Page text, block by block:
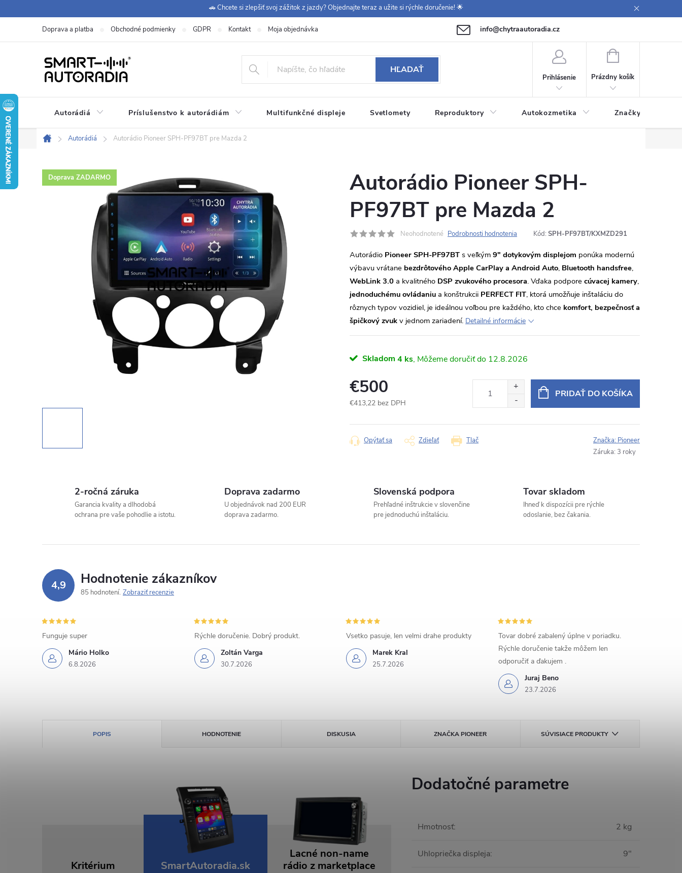
na
🚗 Chcete si zlepšiť svoj zážitok z jazdy? Objednajte teraz a užite si rýchle doručenie! 🌟
+420 771 149 411 (Po-Pá 9:00-12:00, 12:30-14:00)
info@chytraautoradia.cz
Doprava a platba Obchodné podmienky GDPR Kontakt Moja objednávka
HĽADAŤ
Prihlásenie
NÁKUPNÝ
Prázdny košík
Autorádiá Príslušenstvo k autorádiám Multifunkčné displeje Svetlomety Reproduktory Autokozmetika Značky
Zákaznícka podpora: +420 771 149 411 (Po-Pá 9:00-12:00, 12:30-14:00)
Domov
Autorádiá Autorádio Pioneer SPH-PF97BT pre Mazda 2
Doprava ZADARMO
Autorádio Pioneer SPH-
PF97BT pre Mazda 2
Neohodnotené Podrobnosti hodnotenia Kód: SPH-PF97BT/KXMZD291
Autorádio Pioneer SPH-PF97BT s veľkým 9" dotykovým displejom ponúka modernú
výbavu vrátane bezdrôtového Apple CarPlay a Android Auto, Bluetooth handsfree,
WebLink 3.0 a kvalitného DSP zvukového procesora. Vďaka podpore cúvacej kamery,
jednoduchému ovládaniu a konštrukcii PERFECT FIT, ktorá umožňuje inštaláciu do
rôznych typov vozidiel, je ideálnou voľbou pre každého, kto chce komfort, bezpečnosť a
špičkový zvuk v jednom zariadení. Detailné informácie
Skladom 4 ks 12.8.2026
€500
€413,22 bez DPH
cena:
PRIDAŤ DO KOŠÍKA
Tlač
Opýtať sa Zdieľať Značka: Pioneer
Záruka: 3 roky
2-ročná záruka
Garancia kvality a dlhodobá
ochrana pre vaše pohodlie a istotu.
Doprava zadarmo
U objednávok nad 200 EUR
doprava zadarmo.
Slovenská podpora
Prehľadné inštrukcie v slovenčine
pre jednoduchú inštaláciu.
Tovar skladom
Ihneď k dispozícii pre rýchle
odoslanie, bez čakania.
4,9 Hodnotenie zákazníkov
85 hodnotení Zobraziť recenzie
Mário Holko
6.8.2026
Funguje super
Zoltán Varga
30.7.2026
Rýchle doručenie. Dobrý produkt.
Marek Kral
25.7.2026
Vsetko pasuje, len velmi drahe produkty
Juraj Beno
23.7.2026
Tovar dobré zabalený úplne v poriadku.
Rýchle doručenie takže môžem len
odporučiť a ďakujem .
POPIS HODNOTENIE DISKUSIA ZNAČKA PIONEER SÚVISIACE PRODUKTY
Kritérium SmartAutoradia.sk
Lacné non-name
rádio z marketplace
Dodatočné parametre
Hmotnosť: 2 kg
Uhlopriečka displeja: 9"